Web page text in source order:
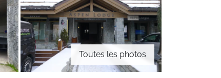
Toutes les photos